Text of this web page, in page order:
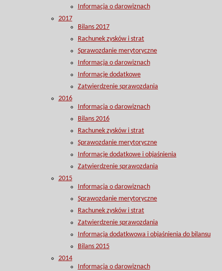
Informacja o darowiznach
2017
Bilans 2017
Rachunek zysków i strat
Sprawozdanie merytoryczne
Informacja o darowiznach
Informacje dodatkowe
Zatwierdzenie sprawozdania
2016
Informacja o darowiznach
Bilans 2016
Rachunek zysków i strat
Sprawozdanie merytoryczne
Informacje dodatkowe i objaśnienia
Zatwierdzenie sprawozdania
2015
Informacja o darowiznach
Sprawozdanie merytoryczne
Rachunek zysków i strat
Zatwierdzenie sprawozdania
Informacja dodatkwowa i objaśnienia do bilansu
Bilans 2015
2014
Informacja o darowiznach